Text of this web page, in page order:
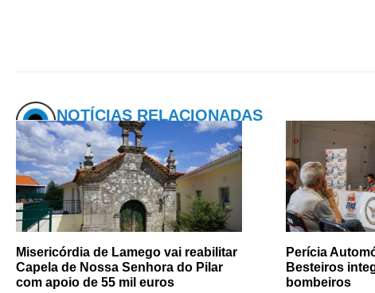
NOTÍCIAS RELACIONADAS
Misericórdia de Lamego vai reabilitar
Capela de Nossa Senhora do Pilar
com apoio de 55 mil euros
Perícia
Besteiros
bombeiros